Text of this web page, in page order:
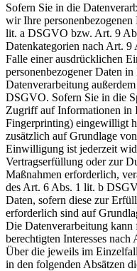
Sofern Sie in die
wir Ihre
lit. a DSGVO bzw. Art. 9
Datenkategorien nach Art.
Falle einer ausdrücklichen
personenbezogener Daten
Datenverarbeitung
DSGVO. Sofern Sie in die
Zugriff auf Informationen in
Fingerprinting) eingewilligt
zusätzlich auf Grundlage
Einwilligung ist jederzeit
Vertragserfüllung oder zur
Maßnahmen erforderlich,
des Art. 6 Abs. 1 lit. b
Daten, sofern diese zur
erforderlich sind auf
Die Datenverarbeitung kann
berechtigten Interesses
Über die jeweils im
in den folgenden Absätzen